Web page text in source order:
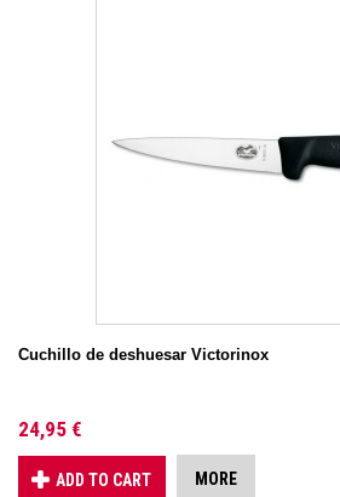
Cuchillo de deshuesar Victorinox
24,95 €
ADD TO CART MORE